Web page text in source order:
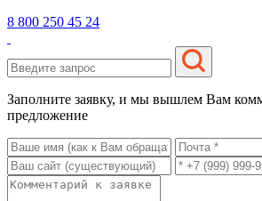
8 800 250 45 24
Заполните заявку, и мы вышлем Вам
предложение